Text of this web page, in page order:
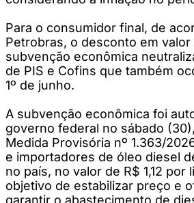
Para o consumidor final, de
Petrobras, o desconto em
subvenção econômica
de PIS e Cofins que também
1º de junho.
A subvenção econômica foi
governo federal no sábado
Medida Provisória nº 1.363/
e importadores de óleo diesel
no país, no valor de R$ 1,12 por
objetivo de estabilizar preço e
garantir o abastecimento de